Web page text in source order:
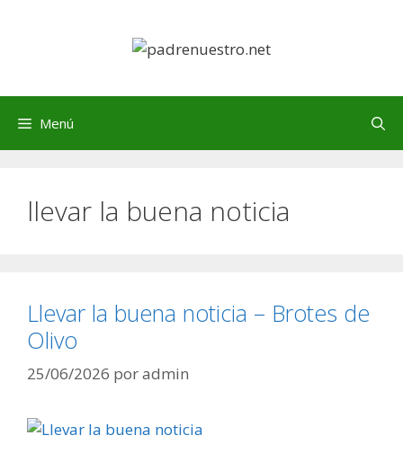
Menú
llevar la buena noticia
Llevar la buena noticia – Brotes de
Olivo
25/06/2026 poradmin